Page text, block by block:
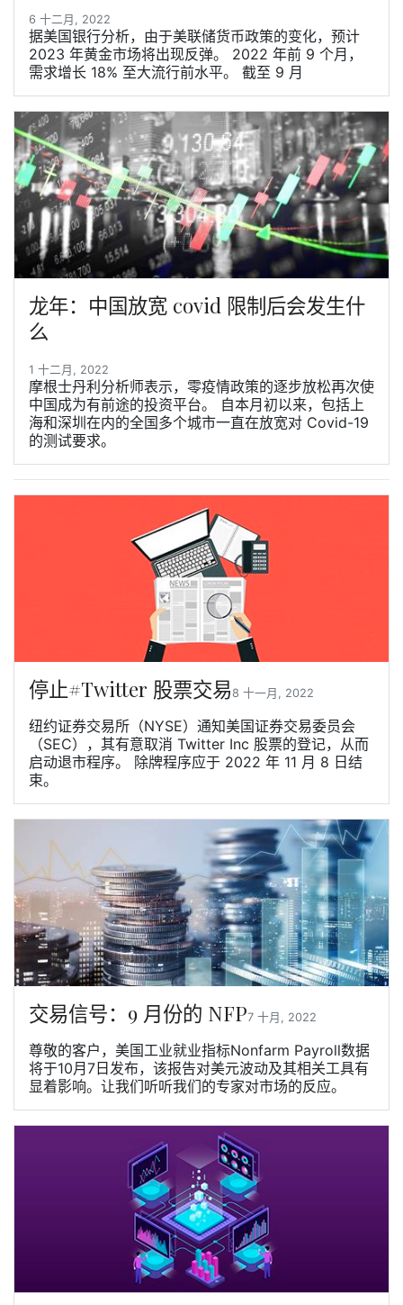
6 十二月, 2022
据美国银行分析，由于美联储货币政策的变化，预计
2023 年黄金市场将出现反弹。 2022 年前 9 个月，
需求增长 18% 至大流行前水平。 截至 9 月
龙年：中国放宽 covid 限制后会发生什
么
1 十二月, 2022
摩根士丹利分析师表示，零疫情政策的逐步放松再次使
中国成为有前途的投资平台。 自本月初以来，包括上
海和深圳在内的全国多个城市一直在放宽对 Covid-19
的测试要求。
停止#Twitter 股票交易8 十一月, 2022
纽约证券交易所（NYSE）通知美国证券交易委员会
（SEC），其有意取消 Twitter Inc 股票的登记，从而
启动退市程序。 除牌程序应于 2022 年 11 月 8 日结
束。
交易信号：9 月份的 NFP7 十月, 2022
尊敬的客户，美国工业就业指标Nonfarm Payroll数据
将于10月7日发布，该报告对美元波动及其相关工具有
显着影响。让我们听听我们的专家对市场的反应。